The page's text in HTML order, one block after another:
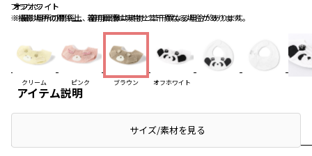
ブラウン
※撮影場所の関係上、着用画像は実物と若干異なる場合があります。
オフホワイト
※撮影場所の関係上、着用画像は実物と若干異なる場合があります。
オフホワイト
クリーム ピンク ブラウン オフホワイト
アイテム説明
サイズ/素材を見る